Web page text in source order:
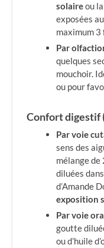
solaireou la
exposées
maximum 3
Par
quelques
mouchoir.
ou pour
Confort digestif
Par voie
sens des
mélange de
diluées
d’Amande
exposition
Par voie
goutte
ou d’huile